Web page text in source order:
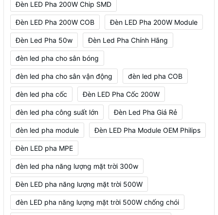
Đèn LED Pha 200W Chip SMD
Đèn LED Pha 200W COB Đèn LED Pha 200W Module
Đèn Led Pha 50w Đèn Led Pha Chính Hãng
đèn led pha cho sân bóng
đèn led pha cho sân vận động đèn led pha COB
đèn led pha cốc Đèn LED Pha Cốc 200W
đèn led pha công suất lớn Đèn Led Pha Giá Rẻ
đèn led pha module Đèn LED Pha Module OEM Philips
Đèn LED pha MPE
đèn led pha năng lượng mặt trời 300w
Đèn LED pha năng lượng mặt trời 500W
đèn LED pha năng lượng mặt trời 500W chống chói